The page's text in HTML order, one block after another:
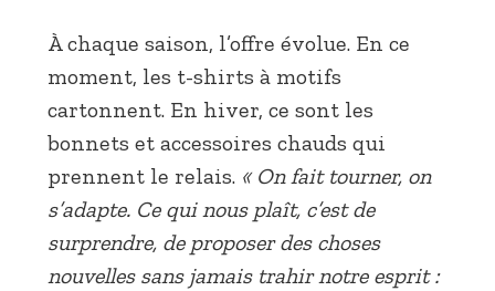
À chaque saison, l’offre évolue. En ce
moment, les t-shirts à motifs
cartonnent. En hiver, ce sont les
bonnets et accessoires chauds qui
prennent le relais. « On fait tourner, on
s’adapte. Ce qui nous plaît, c’est de
surprendre, de proposer des choses
nouvelles sans jamais trahir notre esprit :